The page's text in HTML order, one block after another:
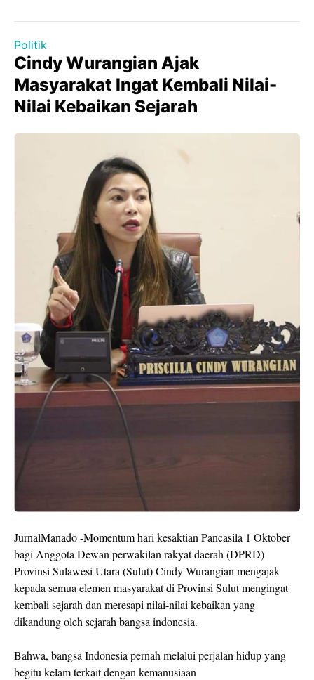
Politik
Cindy Wurangian Ajak
Masyarakat Ingat Kembali Nilai-
Nilai Kebaikan Sejarah
JurnalManado -Momentum hari kesaktian Pancasila 1 Oktober
bagi Anggota Dewan perwakilan rakyat daerah (DPRD)
Provinsi Sulawesi Utara (Sulut) Cindy Wurangian mengajak
kepada semua elemen masyarakat di Provinsi Sulut mengingat
kembali sejarah dan meresapi nilai-nilai kebaikan yang
dikandung oleh sejarah bangsa indonesia.
Bahwa, bangsa Indonesia pernah melalui perjalan hidup yang
begitu kelam terkait dengan kemanusiaan